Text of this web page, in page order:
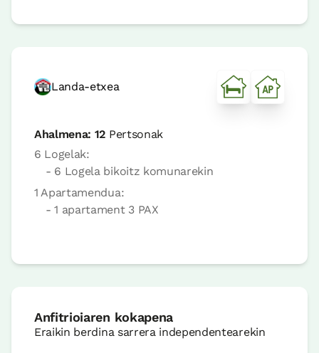
Landa-etxea
Ahalmena: 12 Pertsonak
6 Logelak:
- 6 Logela bikoitz komunarekin
1 Apartamendua:
- 1 apartament 3 PAX
Anfitrioiaren kokapena
Eraikin berdina sarrera independentearekin